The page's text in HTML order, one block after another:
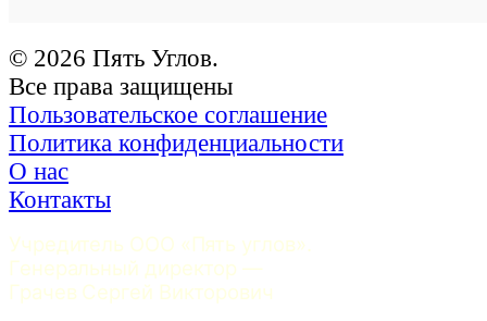
© 2026 Пять Углов.
Все права защищены
Пользовательское соглашение
Политика конфиденциальности
О нас
Контакты
Учредитель ООО «Пять углов».
Генеральный директор —
Грачев Сергей Викторович